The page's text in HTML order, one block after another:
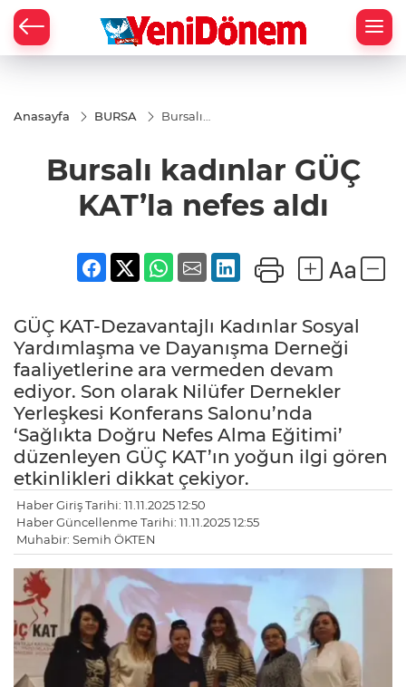
Anasayfa BURSA
Bursalı
KAT’la
nefes
Bursalı kadınlar GÜÇ
KAT’la nefes aldı
GÜÇ KAT-Dezavantajlı Kadınlar Sosyal
Yardımlaşma ve Dayanışma Derneği
faaliyetlerine ara vermeden devam
ediyor. Son olarak Nilüfer Dernekler
Yerleşkesi Konferans Salonu’nda
‘Sağlıkta Doğru Nefes Alma Eğitimi’
düzenleyen GÜÇ KAT’ın yoğun ilgi gören
etkinlikleri dikkat çekiyor.
Haber Giriş Tarihi: 11.11.2025 12:50
Haber Güncellenme Tarihi: 11.11.2025 12:55
Muhabir: Semih ÖKTEN